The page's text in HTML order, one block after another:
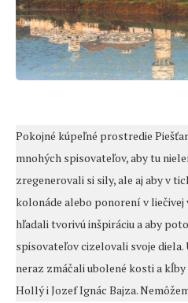
Pokojné kúpeľné prostredie
mnohých spisovateľov, aby tu
zregenerovali si sily, ale aj aby v
kolonáde alebo ponorení v liečivej
hľadali tvorivú inšpiráciu a aby
spisovateľov cizelovali svoje diela.
neraz zmáčali ubolené kosti a
Hollý i Jozef Ignác Bajza.